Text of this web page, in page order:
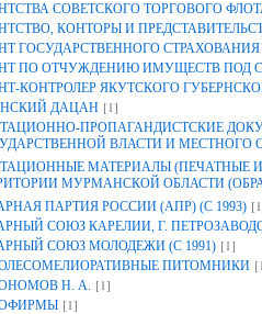
СОВЕТСКОГО ТОРГОВОГО
КОНТОРЫ И
ГОСУДАРСТВЕННОГО
ПО ОТЧУЖДЕНИЮ ИМУЩЕСТВ ПОД
КОНТРОЛЕР ЯКУТСКОГО
ДАЦАН [1]
ПРОПАГАНДИСТСКИЕ
ВЛАСТИ И
МАТЕРИАЛЫ (ПЕЧАТНЫЕ
МУРМАНСКОЙ ОБЛАСТИ
ПАРТИЯ РОССИИ (АПР) (С 1993)
СОЮЗ КАРЕЛИИ, Г.
СОЮЗ МОЛОДЕЖИ (С 1991) [1]
ПИТОМНИКИ
Н. А. [1]
[1]